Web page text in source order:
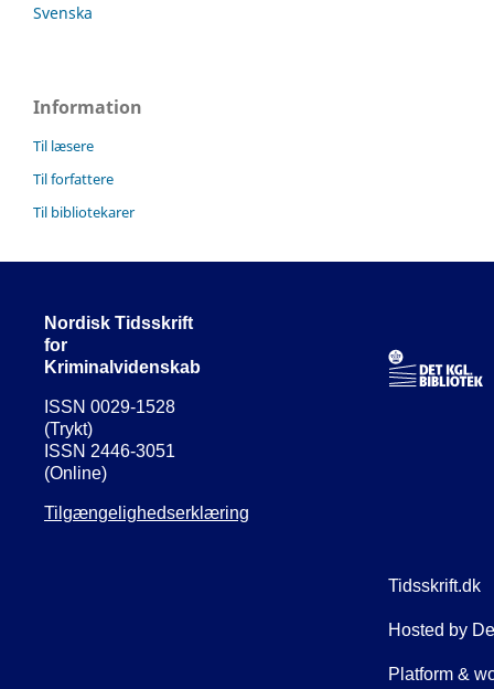
Svenska
Information
Til læsere
Til forfattere
Til bibliotekarer
Nordisk Tidsskrift
for
Kriminalvidenskab
ISSN 0029-1528
(Trykt)
ISSN 2446-3051
(Online)
Tilgængelighedserklæring